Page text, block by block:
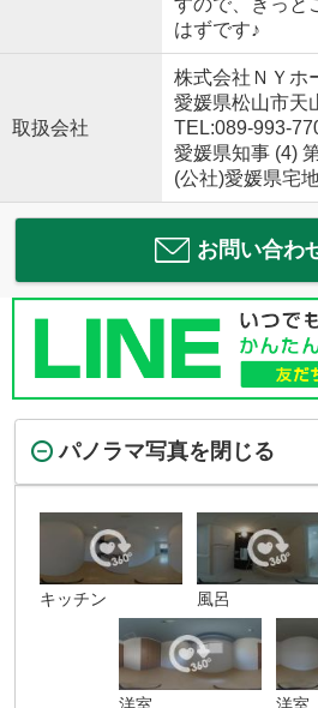
すので、きっと
はずです♪
取扱会社
株式会社ＮＹホ
愛媛県松山市天
TEL:089-993-
愛媛県知事 (4)
(公社)愛媛県宅
お問い合わ
パノラマ写真を閉じる
キッチン 風呂
洋室 洋室